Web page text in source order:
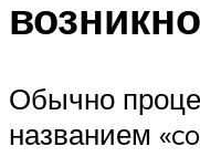
Обычно
названием